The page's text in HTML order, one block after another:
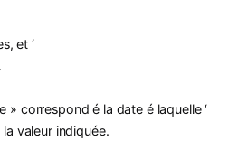
et ‘
» correspond é la date é laquelle ‘
la valeur indiquée.